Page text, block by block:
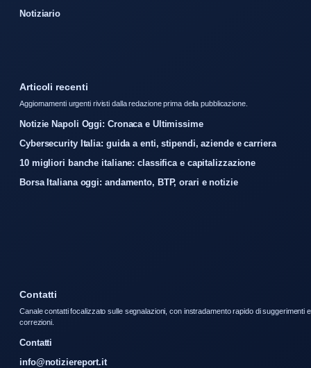
Notiziario
Articoli recenti
Aggiornamenti urgenti rivisti dalla redazione prima della pubblicazione.
Notizie Napoli Oggi: Cronaca e Ultimissime
Cybersecurity Italia: guida a enti, stipendi, aziende e carriera
10 migliori banche italiane: classifica e capitalizzazione
Borsa Italiana oggi: andamento, BTP, orari e notizie
Contatti
Canale contatti focalizzato sulle segnalazioni, con instradamento rapido di suggerimenti e
correzioni.
Contatti
info@notiziereport.it